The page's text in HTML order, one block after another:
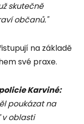
skutečně
občanů."
na základě
své praxe.
Karviné:
poukázat na
oblasti